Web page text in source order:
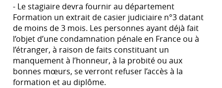
- Le stagiaire devra fournir au département
Formation un extrait de casier judiciaire n°3 datant
de moins de 3 mois. Les personnes ayant déjà fait
l’objet d’une condamnation pénale en France ou à
l’étranger, à raison de faits constituant un
manquement à l’honneur, à la probité ou aux
bonnes mœurs, se verront refuser l’accès à la
formation et au diplôme.